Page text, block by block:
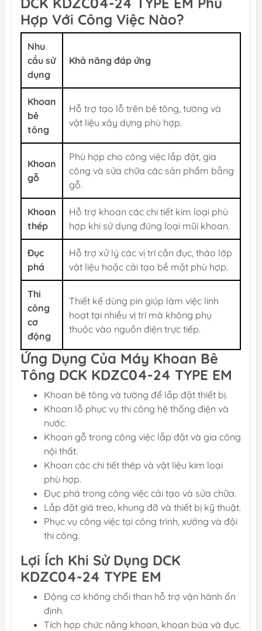
Hợp Với Công Việc Nào?
Nhu
cầu sử
dụng
Khả năng đáp ứng
Khoan
bê
tông
Hỗ trợ tạo lỗ trên bê tông, tường và
vật liệu xây dựng phù hợp.
Khoan
gỗ
Phù hợp cho công việc lắp đặt, gia
công và sửa chữa các sản phẩm bằng
gỗ.
Khoan
thép
Hỗ trợ khoan các chi tiết kim loại phù
hợp khi sử dụng đúng loại mũi khoan.
Đục
phá
Hỗ trợ xử lý các vị trí cần đục, tháo lớp
vật liệu hoặc cải tạo bề mặt phù hợp.
Thi
công
cơ
động
Thiết kế dùng pin giúp làm việc linh
hoạt tại nhiều vị trí mà không phụ
thuộc vào nguồn điện trực tiếp.
Ứng Dụng Của Máy Khoan Bê
Tông DCK KDZC04-24 TYPE EM
Khoan bê tông và tường để lắp đặt thiết bị.
Khoan lỗ phục vụ thi công hệ thống điện và
nước.
Khoan gỗ trong công việc lắp đặt và gia công
nội thất.
Khoan các chi tiết thép và vật liệu kim loại
phù hợp.
Đục phá trong công việc cải tạo và sửa chữa.
Lắp đặt giá treo, khung đỡ và thiết bị kỹ thuật.
Phục vụ công việc tại công trình, xưởng và đội
thi công.
Lợi Ích Khi Sử Dụng DCK
KDZC04-24 TYPE EM
Động cơ không chổi than hỗ trợ vận hành ổn
định.
Tích hợp chức năng khoan, khoan búa và đục.